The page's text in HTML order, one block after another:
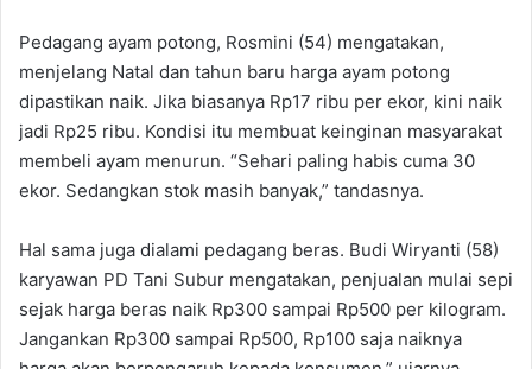
Pedagang ayam potong, Rosmini (54) mengatakan,
menjelang Natal dan tahun baru harga ayam potong
dipastikan naik. Jika biasanya Rp17 ribu per ekor, kini naik
jadi Rp25 ribu. Kondisi itu membuat keinginan masyarakat
membeli ayam menurun. “Sehari paling habis cuma 30
ekor. Sedangkan stok masih banyak,” tandasnya.
Hal sama juga dialami pedagang beras. Budi Wiryanti (58)
karyawan PD Tani Subur mengatakan, penjualan mulai sepi
sejak harga beras naik Rp300 sampai Rp500 per kilogram.
Jangankan Rp300 sampai Rp500, Rp100 saja naiknya